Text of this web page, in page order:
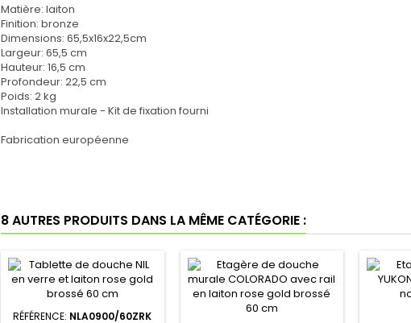
Matière: laiton
Finition: bronze
Dimensions: 65,5x16x22,5cm
Largeur: 65,5 cm
Hauteur: 16,5 cm
Profondeur: 22,5 cm
Poids: 2 kg
Installation murale - Kit de fixation fourni
Fabrication européenne
8 AUTRES PRODUITS DANS LA MÊME CATÉGORIE :
RÉFÉRENCE: NLA0900/60ZRK